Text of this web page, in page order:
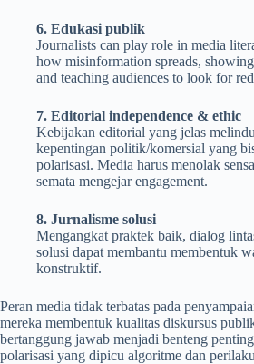
6. Edukasi publik
Journalists can play role in media
how misinformation spreads,
and teaching audiences to look for
7. Editorial independence & ethic
Kebijakan editorial yang jelas
kepentingan politik/komersial yang
polarisasi. Media harus menolak
semata mengejar engagement.
8. Jurnalisme solusi
Mengangkat praktek baik, dialog
solusi dapat membantu membentuk
konstruktif.
Peran media tidak terbatas pada
mereka membentuk kualitas diskursus
bertanggung jawab menjadi benteng
polarisasi yang dipicu algoritme dan